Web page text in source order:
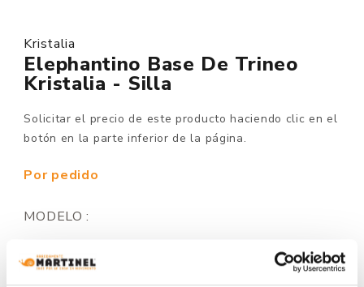
Kristalia
Elephantino Base De Trineo
Kristalia - Silla
Solicitar el precio de este producto haciendo clic en el
botón en la parte inferior de la página.
Por pedido
MODELO :